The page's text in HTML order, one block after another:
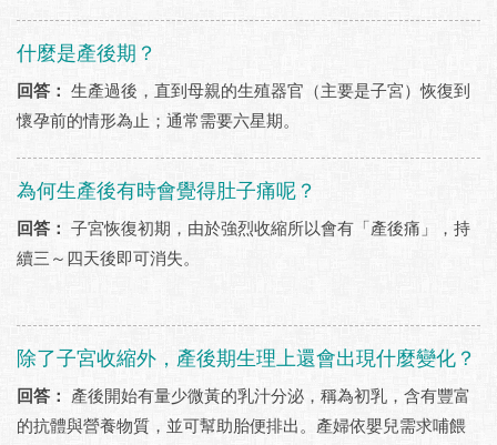
什麼是產後期？
回答： 生產過後，直到母親的生殖器官（主要是子宮）恢復到
懷孕前的情形為止；通常需要六星期。
為何生產後有時會覺得肚子痛呢？
回答： 子宮恢復初期，由於強烈收縮所以會有「產後痛」，持
續三～四天後即可消失。
除了子宮收縮外，產後期生理上還會出現什麼變化？
回答：
產後開始有量少微黃的乳汁分泌，稱為初乳，含有豐富
的抗體與營養物質，並可幫助胎便排出。產婦依嬰兒需求哺餵